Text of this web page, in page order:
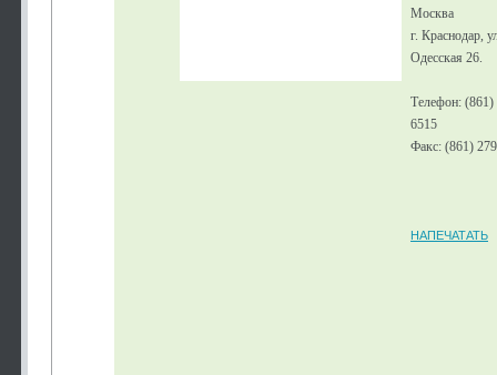
Москва
г. Краснодар,
Одесская 26.
Телефон: (861)
6515
Факс: (861)
НАПЕЧАТАТЬ